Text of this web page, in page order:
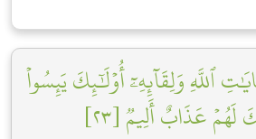
ٱللَّهِ وَلِقَآئِهِۦٓ أُوْلَٰٓئِكَ يَئِسُواْ
عَذَابٌ أَلِيمٞ [٢٣]